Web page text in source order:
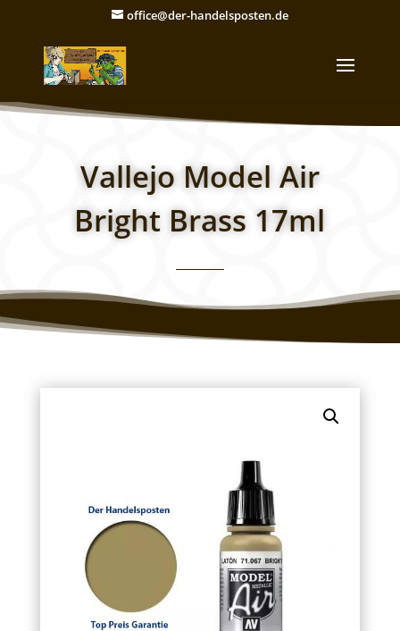
office@der-handelsposten.de
Vallejo Model Air
Bright Brass 17ml